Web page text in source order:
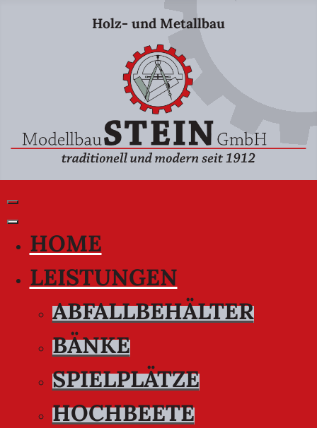
Holz- und Metallbau
HOME
LEISTUNGEN
ABFALLBEHÄLTER
BÄNKE
SPIELPLÄTZE
HOCHBEETE